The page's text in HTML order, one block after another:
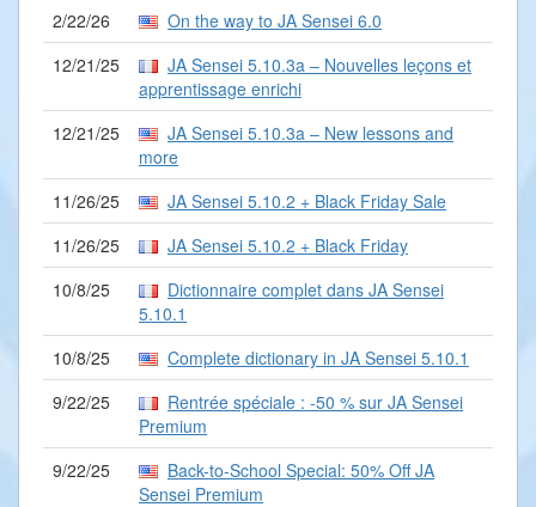
2/22/26
On the way to JA Sensei 6.0
12/21/25
JA Sensei 5.10.3a – Nouvelles leçons et
apprentissage enrichi
12/21/25
JA Sensei 5.10.3a – New lessons and
more
11/26/25
JA Sensei 5.10.2 + Black Friday Sale
11/26/25
JA Sensei 5.10.2 + Black Friday
10/8/25
Dictionnaire complet dans JA Sensei
5.10.1
10/8/25
Complete dictionary in JA Sensei 5.10.1
9/22/25
Rentrée spéciale : -50 % sur JA Sensei
Premium
9/22/25
Back-to-School Special: 50% Off JA
Sensei Premium